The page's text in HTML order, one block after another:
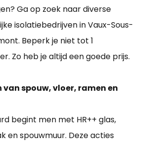
Ga op zoek naar diverse
isolatiebedrijven in Vaux-Sous-
Beperk je niet tot 1
Zo heb je altijd een goede prijs.
van spouw, vloer, ramen en
begint men met HR++ glas,
en spouwmuur. Deze acties